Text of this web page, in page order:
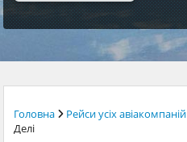
Головна Рейси усіх авіакомпаній
Делі